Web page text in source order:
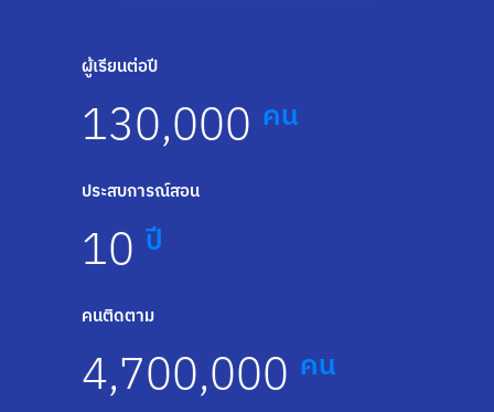
ผู้เรียนต่อปี
130,000 คน
ประสบการณ์สอน
10 ปี
คนติดตาม
4,700,000 คน